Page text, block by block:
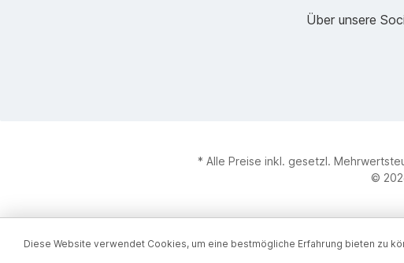
Über unsere
* Alle Preise inkl. gesetzl.
©
Diese Website verwendet Cookies, um eine bestmögliche Erfahrung bieten zu